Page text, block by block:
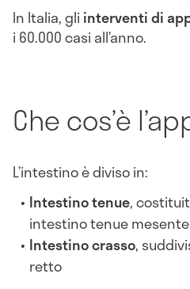
In Italia, gli interventi di
i 60.000 casi all’anno.
Che cos’è
L’intestino è diviso in:
Intestino tenue,
intestino tenue
Intestino crasso,
retto